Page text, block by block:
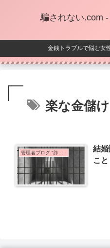
騙されない.com
金銭トラブルで悩む女
楽な金儲け
管理者ブログ "詐欺師を一生許さない"
結婚
こと